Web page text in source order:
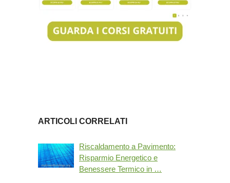
ARTICOLI CORRELATI
Riscaldamento a Pavimento:
Risparmio Energetico e
Benessere Termico in …